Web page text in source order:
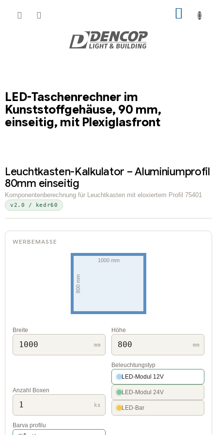
Inhalt
LED-Taschenrechner im
Kunststoffgehäuse, 90 mm,
einseitig, mit Plexiglasfront
Leuchtkasten-Kalkulator – Aluminiumprofil
80mm einseitig
Komponentenberechnung für Leuchtkasten mit eloxiertem Profil 75401
v2.0 / kedr60
WERBEMASSE
Breite
mm
Höhe
mm
Anzahl Boxen
ks
Beleuchtungstyp
LED-Modul 12V
LED-Modul 24V
LED-Bar
Barva profilu